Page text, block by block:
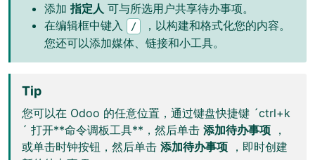
添加 指定人 可与所选用户共享待办事项。
在编辑框中键入
/ ，以构建和格式化您的内容。
您还可以添加媒体、链接和小工具。
Tip
您可以在 Odoo 的任意位置，通过键盘快捷键 ´ctrl+k
´ 打开**命令调板工具**，然后单击 添加待办事项 ，
或单击时钟按钮，然后单击 添加待办事项 ，即时创建